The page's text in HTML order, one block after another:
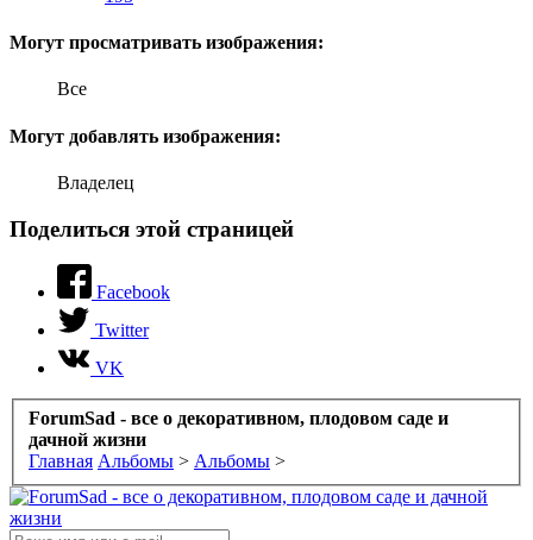
Могут просматривать изображения:
Все
Могут добавлять изображения:
Владелец
Поделиться этой страницей
Facebook
Twitter
VK
ForumSad - все о декоративном, плодовом саде и
дачной жизни
Главная Альбомы > Альбомы >